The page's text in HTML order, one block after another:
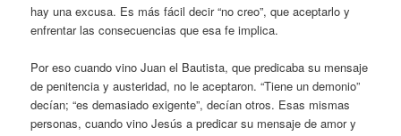
hay una excusa. Es más fácil decir “no creo”, que aceptarlo y
enfrentar las consecuencias que esa fe implica.
Por eso cuando vino Juan el Bautista, que predicaba su mensaje
de penitencia y austeridad, no le aceptaron. “Tiene un demonio”
decían; “es demasiado exigente”, decían otros. Esas mismas
personas, cuando vino Jesús a predicar su mensaje de amor y